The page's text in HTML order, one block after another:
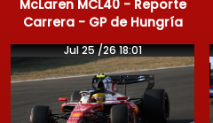
McLaren MCL40 - Reporte
Carrera - GP de Hungría
Jul 25 /26 18:01